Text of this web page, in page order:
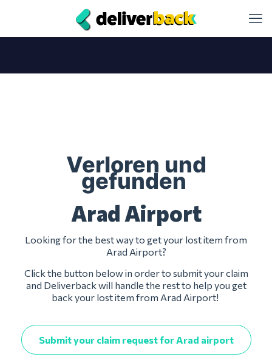
Verloren und
gefunden
Arad Airport
Looking for the best way to get your lost item from
Arad Airport?
Click the button below in order to submit your claim
and Deliverback will handle the rest to help you get
back your lost item from Arad Airport!
Submit your claim request for Arad airport